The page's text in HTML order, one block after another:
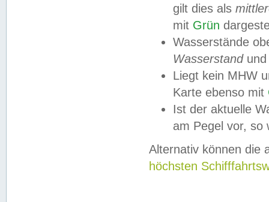
gilt dies als
mit Grün
Wasserstände
Wasserstandund
Liegt kein MHW
Karte ebenso mit
Ist der aktuelle
am Pegel vor,
Alternativ können die
höchsten